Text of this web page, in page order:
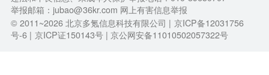
举报邮箱：jubao@36kr.com 网上有害信息举报
© 2011~2026北京多氪信息科技有限公司 | 京ICP备12031756
号-6 | 京ICP证150143号 | 京公网安备11010502057322号